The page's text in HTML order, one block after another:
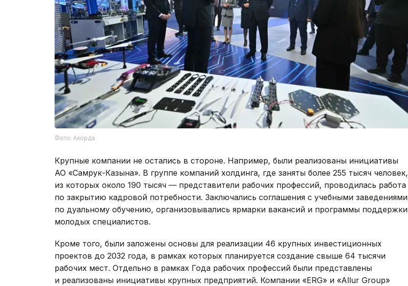
Фото: Акорда
Крупные компании не остались в стороне. Например, были реализованы инициативы
АО «Самрук-Казына». В группе компаний холдинга, где заняты более 255 тысяч человек,
из которых около 190 тысяч — представители рабочих профессий, проводилась работа
по закрытию кадровой потребности. Заключались соглашения с учебными заведениями
по дуальному обучению, организовывались ярмарки вакансий и программы поддержки
молодых специалистов.
Кроме того, были заложены основы для реализации 46 крупных инвестиционных
проектов до 2032 года, в рамках которых планируется создание свыше 64 тысячи
рабочих мест. Отдельно в рамках Года рабочих профессий были представлены
и реализованы инициативы крупных предприятий. Компании «ERG» и «Allur Group»